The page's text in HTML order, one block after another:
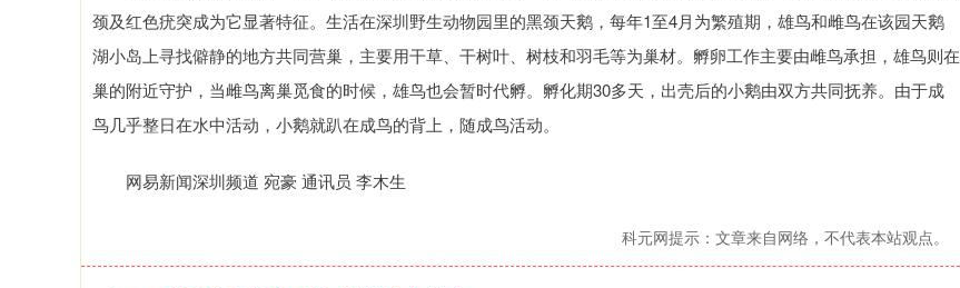
颈及红色疣突成为它显著特征。生活在深圳野生动物园里的黑颈天鹅，每年1至4月为繁殖期，雄鸟和雌鸟在该园天鹅
湖小岛上寻找僻静的地方共同营巢，主要用干草、干树叶、树枝和羽毛等为巢材。孵卵工作主要由雌鸟承担，雄鸟则在
巢的附近守护，当雌鸟离巢觅食的时候，雄鸟也会暂时代孵。孵化期30多天，出壳后的小鹅由双方共同抚养。由于成
鸟几乎整日在水中活动，小鹅就趴在成鸟的背上，随成鸟活动。
网易新闻深圳频道 宛豪 通讯员 李木生
科元网提示：文章来自网络，不代表本站观点。